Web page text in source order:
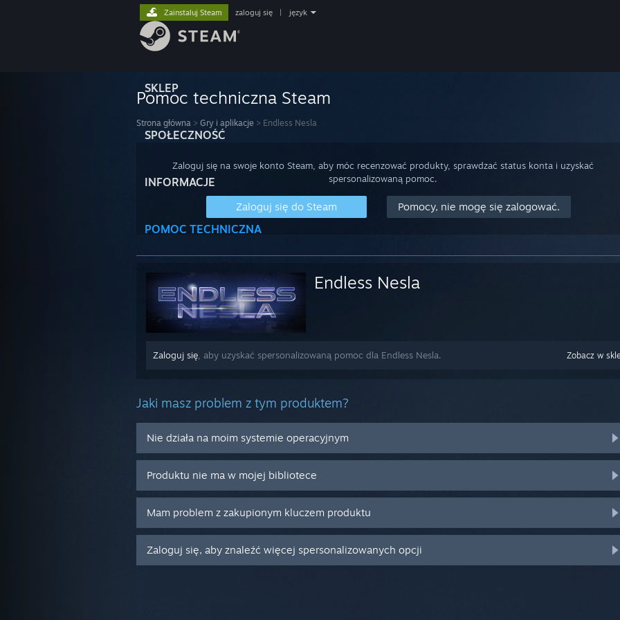
SKLEP
SPOŁECZNOŚĆ
INFORMACJE
POMOC TECHNICZNA
Zainstaluj Steam zaloguj się język
Pomoc techniczna Steam
Strona główna > Gry i aplikacje > Endless Nesla
Zaloguj się na swoje konto Steam, aby móc recenzować produkty, sprawdzać status konta i uzyskać
spersonalizowaną pomoc.
Zaloguj się do Steam Pomocy, nie mogę się zalogować.
Endless Nesla
Zobacz w
Zaloguj się , aby uzyskać spersonalizowaną pomoc dla Endless Nesla.
Jaki masz problem z tym produktem?
Nie działa na moim systemie operacyjnym
Produktu nie ma w mojej bibliotece
Mam problem z zakupionym kluczem produktu
Zaloguj się, aby znaleźć więcej spersonalizowanych opcji